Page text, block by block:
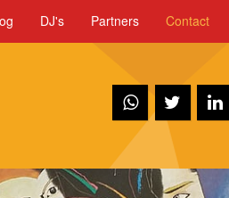
DJ's Partners Contact